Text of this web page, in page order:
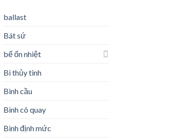
ballast
Bát sứ
bể ổn nhiệt
Bi thủy tinh
Bình cầu
Bình cô quay
Bình định mức